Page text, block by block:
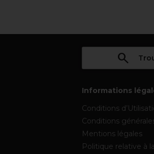
Informations
Conditions
Conditions
Mentions légales
Politique relative à